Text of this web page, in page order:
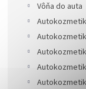
Vôňa do auta